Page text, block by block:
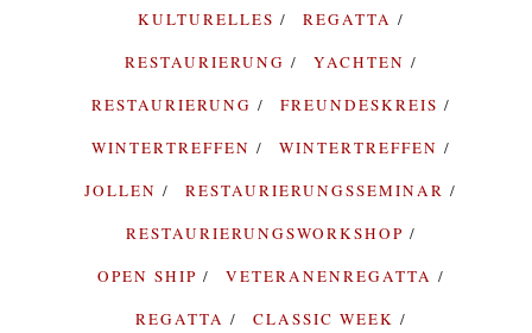
KULTURELLES
REGATTA
RESTAURIERUNG
YACHTEN
RESTAURIERUNG
FREUNDESKREIS
WINTERTREFFEN
WINTERTREFFEN
JOLLEN
RESTAURIERUNGSSEMINAR
RESTAURIERUNGSWORKSHOP
OPEN SHIP
VETERANENREGATTA
REGATTA
CLASSIC WEEK